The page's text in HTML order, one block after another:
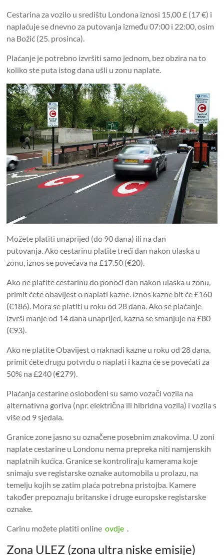
Cestarina za vozilo u središtu Londona iznosi 15,00 £ (17 €) i
naplaćuje se dnevno za putovanja između 07:00 i 22:00, osim
na Božić (25. prosinca).
Plaćanje je potrebno izvršiti samo jednom, bez obzira na to
koliko ste puta istog dana ušli u zonu naplate.
Možete platiti unaprijed (do 90 dana) ili na dan
putovanja. Ako cestarinu platite treći dan nakon ulaska u
zonu, iznos se povećava na £17.50 (€20).
Ako ne platite cestarinu do ponoći dan nakon ulaska u zonu,
primit ćete obavijest o naplati kazne. Iznos kazne bit će £160
(€186). Mora se platiti u roku od 28 dana. Ako se plaćanje
izvrši manje od 14 dana unaprijed, kazna se smanjuje na £80
(€93).
Ako ne platite Obavijest o naknadi kazne u roku od 28 dana,
primit ćete drugu potvrdu o naplati i kazna će se povećati za
50% na £240 (€279).
Plaćanja cestarine oslobođeni su samo vozači vozila na
alternativna goriva (npr. električna ili hibridna vozila) i vozila s
više od 9 sjedala.
Granice zone jasno su označene posebnim znakovima. U zoni
naplate cestarine u Londonu nema prepreka niti namjenskih
naplatnih kućica. Granice se kontroliraju kamerama koje
snimaju sve registarske oznake automobila u prolazu, na
temelju kojih se zatim plaća potrebna pristojba. Kamere
također prepoznaju britanske i druge europske registarske
oznake.
Carinu možete platiti onlineovdje .
Zona ULEZ (zona ultra niske emisije)